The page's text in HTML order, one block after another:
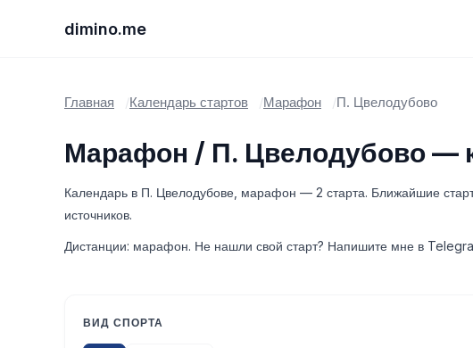
dimino.me
Главная Календарь стартов Марафон П. Цвелодубово
Марафон / П. Цвелодубово —
Календарь в П. Цвелодубове, марафон — 2 старта. Ближайшие
источников.
Дистанции: марафон. Не нашли свой старт? Напишите мне в
ВИД СПОРТА